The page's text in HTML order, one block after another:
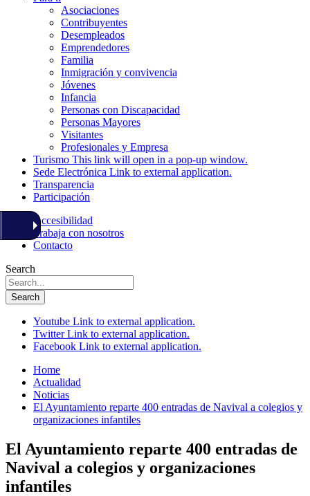
Asociaciones
Contribuyentes
Desempleados
Emprendedores
Familia
Inmigración y convivencia
Jóvenes
Infancia
Personas con Discapacidad
Personas Mayores
Visitantes
Profesionales y Empresa
Turismo This link will open in a pop-up window.
Sede Electrónica Link to external application.
Transparencia
Participación
Accesibilidad
Trabaja con nosotros
Contacto
Search
Search
Youtube Link to external application.
TwitterLink to external application.
Facebook Link to external application.
Home
Actualidad
Noticias
El Ayuntamiento reparte 400 entradas de Navival a colegios y
organizaciones infantiles
El Ayuntamiento reparte 400 entradas de
Navival a colegios y organizaciones
infantiles